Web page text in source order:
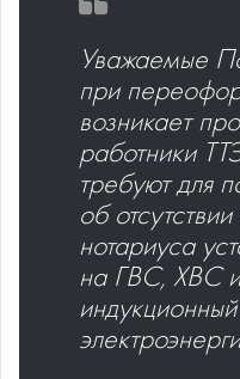
Уважаемые
при
возникает
работники
требуют для
об
нотариуса
на ГВС, ХВС